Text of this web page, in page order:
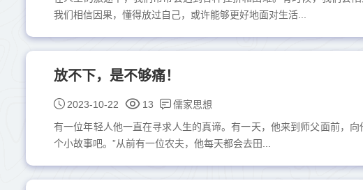
我们相信因果，懂得放过自己，或许能够更好地面对生活...
放不下，是不够痛！
2023-10-22 13 儒家思想
有一位年轻人他一直在寻求人生的真谛。有一天，他来到师父面前，
个小故事吧。”从前有一位农夫，他每天都会去田...